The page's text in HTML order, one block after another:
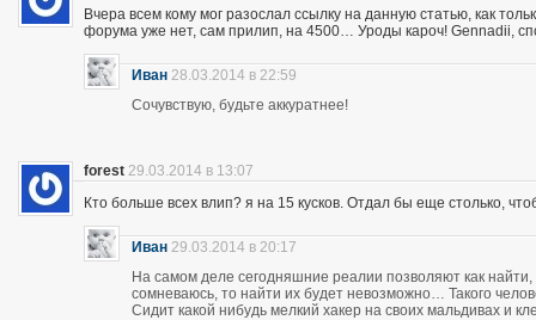
Вчера всем кому мог разослал ссылку на данную статью, как
форума уже нет, сам прилип, на 4500… Уроды кароч! Gennadii,
Иван 28.03.2014 в 22:59
Сочувствую, будьте аккуратнее!
forest 29.03.2014 в 13:07
Кто больше всех влип? я на 15 кусков. Отдал бы еще столько,
Иван 29.03.2014 в 20:17
На самом деле сегодняшние реалии позволяют как
сомневаюсь, то найти их будет невозможно… Такого
Сидит какой нибудь мелкий хакер на своих мальдивах и